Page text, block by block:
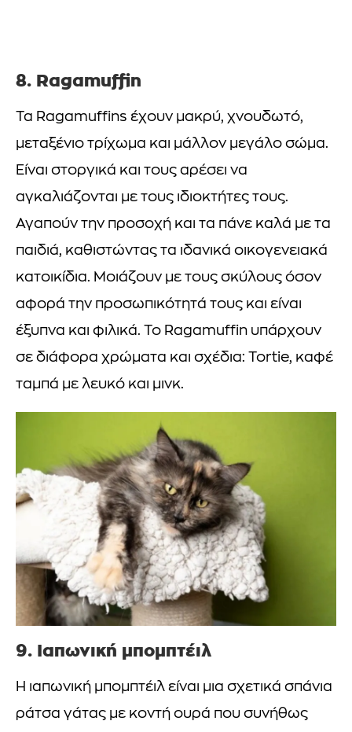
8. Ragamuffin
Τα Ragamuffins έχουν μακρύ, χνουδωτό,
μεταξένιο τρίχωμα και μάλλον μεγάλο σώμα.
Είναι στοργικά και τους αρέσει να
αγκαλιάζονται με τους ιδιοκτήτες τους.
Αγαπούν την προσοχή και τα πάνε καλά με τα
παιδιά, καθιστώντας τα ιδανικά οικογενειακά
κατοικίδια. Μοιάζουν με τους σκύλους όσον
αφορά την προσωπικότητά τους και είναι
έξυπνα και φιλικά. Το Ragamuffin υπάρχουν
σε διάφορα χρώματα και σχέδια: Tortie, καφέ
ταμπά με λευκό και μινκ.
9. Ιαπωνική μπομπτέιλ
Η ιαπωνική μπομπτέιλ είναι μια σχετικά σπάνια
ράτσα γάτας με κοντή ουρά που συνήθως